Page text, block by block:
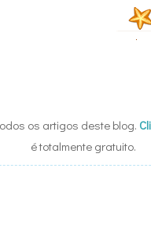
os artigos deste blog.
é totalmente gratuito.